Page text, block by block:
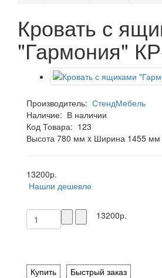
Кровать с
"Гармония"
Производитель: СтендМебель
Наличие: В наличии
Код Товара: 123
Высота 780 мм x Ширина 1455 мм
13200р.
Нашли дешевле
13200р.
Купить
Быстрый заказ